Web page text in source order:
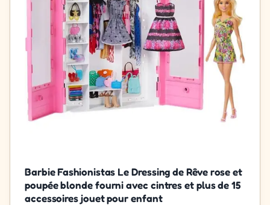
Barbie Fashionistas Le Dressing de Rêve rose et
poupée blonde fourni avec cintres et plus de 15
accessoires jouet pour enfant